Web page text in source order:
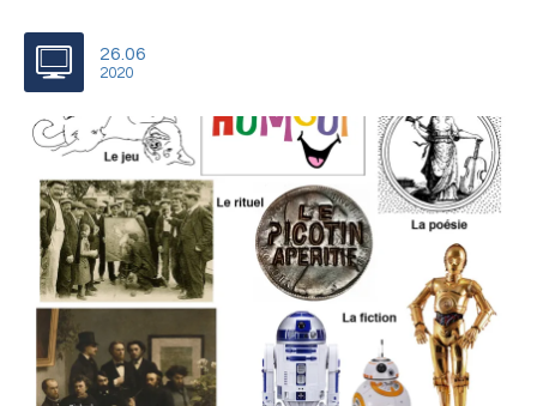
26.06
2020